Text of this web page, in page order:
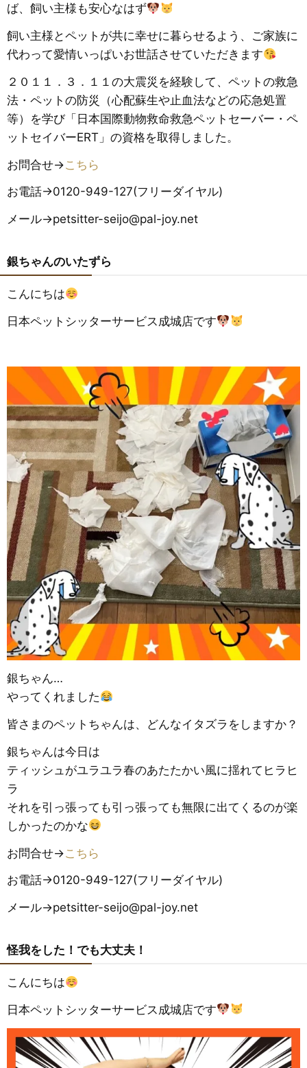
ば、飼い主様も安心なはず
飼い主様とペットが共に幸せに暮らせるよう、ご家族に
代わって愛情いっぱいお世話させていただきます
２０１１．３．１１の大震災を経験して、ペットの救急
法・ペットの防災（心配蘇生や止血法などの応急処置
等）を学び「日本国際動物救命救急ペットセーバー・ペ
ットセイバーERT」の資格を取得しました。
お問合せ→こちら
お電話→0120-949-127(フリーダイヤル)
メール→petsitter-seijo@pal-joy.net
銀ちゃんのいたずら
こんにちは
日本ペットシッターサービス成城店です
銀ちゃん…
やってくれました
皆さまのペットちゃんは、どんなイタズラをしますか？
銀ちゃんは今日は
ティッシュがユラユラ春のあたたかい風に揺れてヒラヒ
ラ
それを引っ張っても引っ張っても無限に出てくるのが楽
しかったのかな
お問合せ→こちら
お電話→0120-949-127(フリーダイヤル)
メール→petsitter-seijo@pal-joy.net
怪我をした！でも大丈夫！
こんにちは
日本ペットシッターサービス成城店です